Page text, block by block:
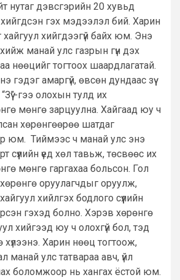
нутаг дэвсгэрийн 20 хувьд
гэх мэдээлэл бий. Харин
хайгуул хийгдээгүй байх юм. Энэ
манай улс газрын гүн дэх
нөөцийг тогтоох шаардлагатай.
гэдэг амаргүй, өвсөн дундаас зүү
гээ олохын тулд их
мөнгө зарцуулна. Хайгаад юу ч
хөрөнгөөрөө шатдаг
юм. Тиймээс ч манай улс энэ
сүүлийн үед хөл тавьж, төсвөөс их
мөнгө гаргахаа больсон. Гол
оруулагчдыг оруулж,
хийлгэх бодлого сүүлийн
гэхэд болно. Хэрэв хөрөнгө
хийгээд юу ч олохгүй бол, тэд
Харин нөөц тогтоож,
манай улс татвараа авч, үйл
боломжоор нь хангах ёстой юм.